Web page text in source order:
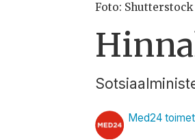
Foto: Shutterstock
Med24